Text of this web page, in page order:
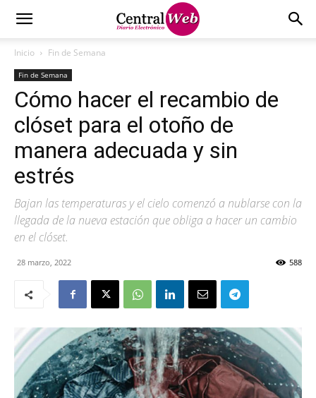
Inicio Fin de Semana
Fin de Semana
Cómo hacer el recambio de
clóset para el otoño de
manera adecuada y sin
estrés
Bajan las temperaturas y el cielo comenzó a nublarse con la
llegada de la nueva estación que obliga a hacer un cambio
en el clóset.
28 marzo, 2022 588